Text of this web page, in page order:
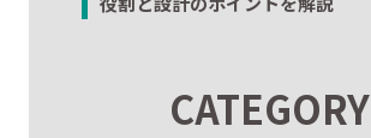
CATEGORY